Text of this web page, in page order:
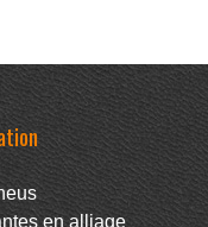
en alliage